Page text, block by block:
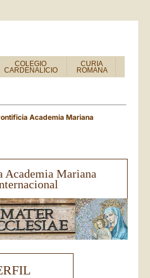
COLEGIO
CARDENALICIO
CURIA
ROMANA
Academia Mariana
Academia Mariana